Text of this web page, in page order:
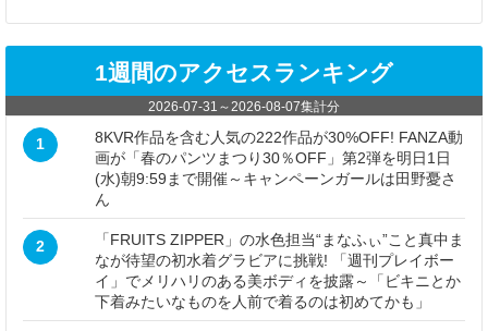
1週間のアクセスランキング
2026-07-31 ～ 2026-08-07集計分
1
8KVR作品を含む人気の222作品が30%OFF! FANZA動
画が「春のパンツまつり30％OFF」第2弾を明日1日
(水)朝9:59まで開催～キャンペーンガールは田野憂さ
ん
2
「FRUITS ZIPPER」の水色担当“まなふぃ”こと真中ま
なが待望の初水着グラビアに挑戦! 「週刊プレイボー
イ」でメリハリのある美ボディを披露～「ビキニとか
下着みたいなものを人前で着るのは初めてかも」